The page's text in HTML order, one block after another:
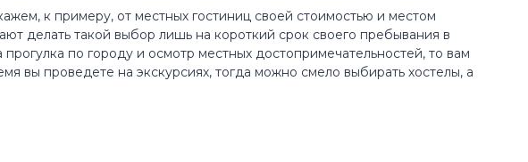
к примеру, от местных гостиниц своей стоимостью и местом
делать такой выбор лишь на короткий срок своего пребывания в
по городу и осмотр местных достопримечательностей, то вам
вы проведете на экскурсиях, тогда можно смело выбирать хостелы, а